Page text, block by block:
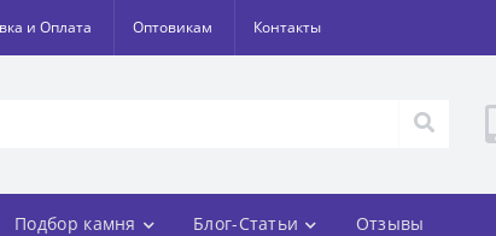
и Оплата Оптовикам Контакты
Подбор камня Блог-Статьи Отзывы